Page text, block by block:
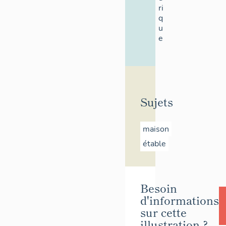
ri
q
u
e
Sujets
maison
étable
Besoin
d'informations
sur cette